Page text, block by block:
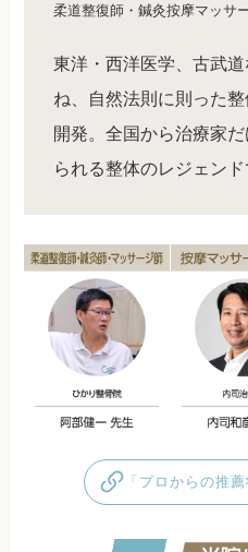
柔道整復師・鍼灸按摩マッサ
東洋・西洋医学、古武
ね、自然法則に則った
開発。全国から治療家
られる整体のレジェンド
「プロからの推